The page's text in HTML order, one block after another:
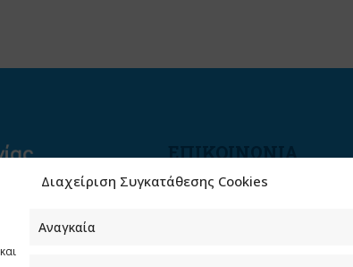
Διαχείριση Συγκατάθεσης Cookies
και
Αναγκαία
ΕΠΙΚΟΙΝΩΝΙΑ
Φραγκούδη 11 & Αλεξάνδρου